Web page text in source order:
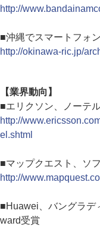
http://
■沖縄でスマートフォ
http://okinawa-ric.jp/
【業界動向】
■エリクソン、ノーテ
http://
el.shtml
■マップクエスト、ソ
http://
■Huawei、バングラデ
ward受賞